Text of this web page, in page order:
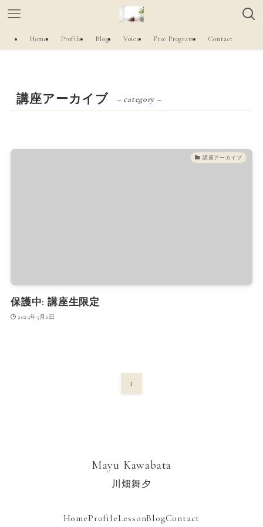
Home Profile Blog Voice Free Program Contact
講座アーカイブ – category –
講座アーカイブ
保護中: 講座生限定
2024年5月2日
1
Mayu Kawabata
川畑舞夕
HomeProfileLessonBlogContact